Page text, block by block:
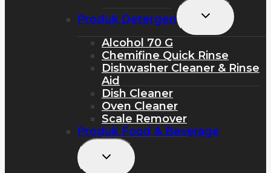
Produk Detergen
Toggle
Child
Alcohol 70 G
Chemifine Quick Rinse
Dishwasher Cleaner & Rinse
Aid
Dish Cleaner
Oven Cleaner
Scale Remover
Produk Food & Beverage
Toggle
Child